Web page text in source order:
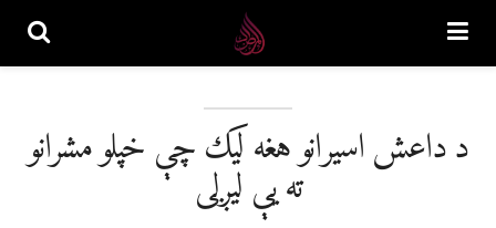
د داعش اسیرانو هغه لیک چې خپلو مشرانو
ته یې لیږلی